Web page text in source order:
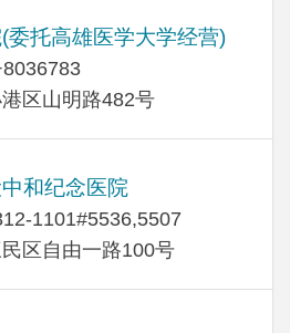
委托高雄医学大学经营)
区山明路482号
和纪念医院
1101#5536,5507
区自由一路100号